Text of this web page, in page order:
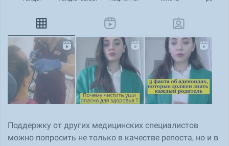
Поддержку от других медицинских специалистов
можно попросить не только в качестве репоста, но и в